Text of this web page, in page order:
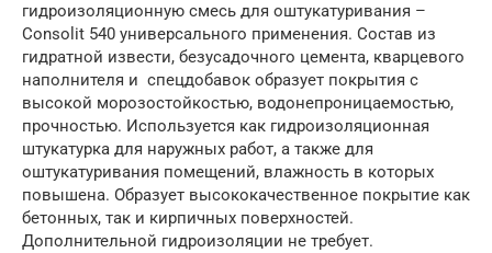
гидроизоляционную смесь для оштукатуривания –
Consolit 540 универсального применения. Состав из
гидратной извести, безусадочного цемента, кварцевого
наполнителя и спецдобавок образует покрытия с
высокой морозостойкостью, водонепроницаемостью,
прочностью. Используется как гидроизоляционная
штукатурка для наружных работ, а также для
оштукатуривания помещений, влажность в которых
повышена. Образует высококачественное покрытие как
бетонных, так и кирпичных поверхностей.
Дополнительной гидроизоляции не требует.